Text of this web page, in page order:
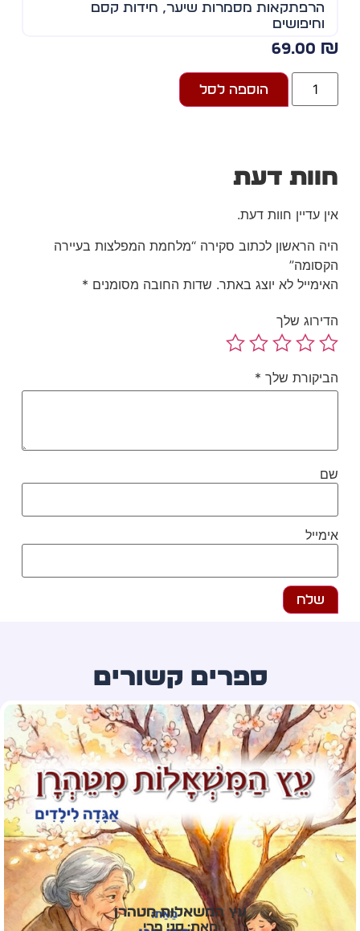
הרפתקאות מסמרות שיער, חידות קסם
וחיפושים
אחר אבקת פלא מסתורית שיכולה לשנות את
האם יצליחו הילדים לגבור על המפלצות ולהחזיר
את השקט לעיירה האהובה?
הספר מיועד לקוראים בגילאי 7–12.
עדנה לוי שמיאן מתגוררת באשקלון. זהו ספר
הביכורים שלה.
69.00
הוספה לסל
דעת
עדיין חוות דעת.
הראשון לכתוב סקירה “מלחמת המפלצות בעיירה
לא יוצג באתר. שדות החובה מסומנים*
שלך
שלך *
ספרים קשורים
עץ המשאלות מטהרן
מאת: סני פרי